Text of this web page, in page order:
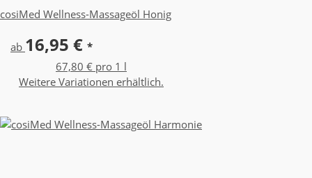
cosiMed Wellness-Massageöl Honig
ab 16,95 € *
67,80 € pro 1 l
Weitere Variationen erhältlich.